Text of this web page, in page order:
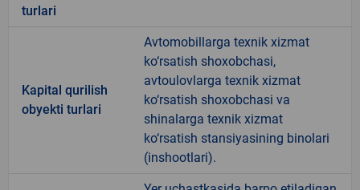
turlari
Kapital qurilish
obyekti turlari
Avtomobillarga texnik xizmat
ko‘rsatish shoxobchasi,
avtoulovlarga texnik xizmat
ko‘rsatish shoxobchasi va
shinalarga texnik xizmat
ko‘rsatish stansiyasining binolari
(inshootlari).